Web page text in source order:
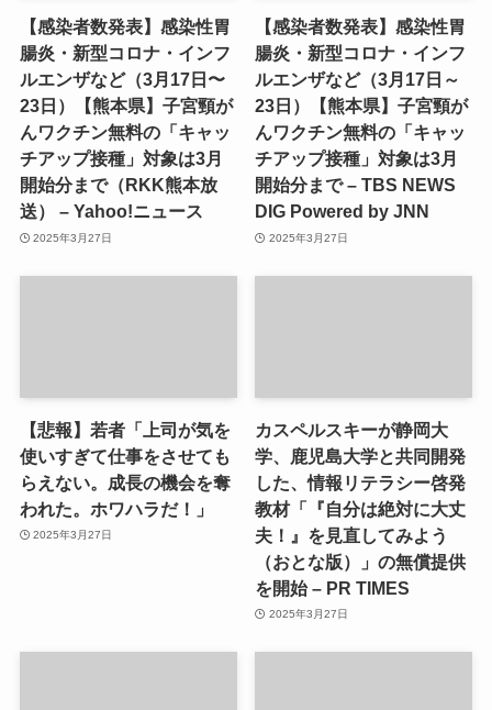
【感染者数発表】感染性胃
腸炎・新型コロナ・インフ
ルエンザなど（3月17日〜
23日）【熊本県】子宮頸が
んワクチン無料の「キャッ
チアップ接種」対象は3月
開始分まで（RKK熊本放
送） – Yahoo!ニュース
2025年3月27日
【感染者数発表】感染性胃
腸炎・新型コロナ・インフ
ルエンザなど（3月17日～
23日）【熊本県】子宮頸が
んワクチン無料の「キャッ
チアップ接種」対象は3月
開始分まで – TBS NEWS
DIG Powered by JNN
2025年3月27日
【悲報】若者「上司が気を
使いすぎて仕事をさせても
らえない。成長の機会を奪
われた。ホワハラだ！」
2025年3月27日
カスペルスキーが静岡大
学、鹿児島大学と共同開発
した、情報リテラシー啓発
教材「『自分は絶対に大丈
夫！』を見直してみよう
（おとな版）」の無償提供
を開始 – PR TIMES
2025年3月27日